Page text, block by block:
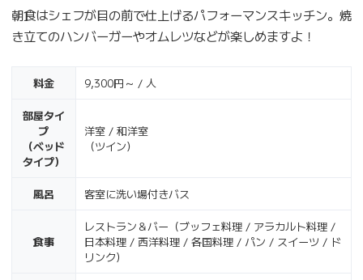
朝食はシェフが目の前で仕上げるパフォーマンスキッチン。焼
き立てのハンバーガーやオムレツなどが楽しめますよ！
料金 9,300円～ / 人
部屋タイ
プ
（ベッド
タイプ）
洋室 / 和洋室
（ツイン）
風呂 客室に洗い場付きバス
食事
レストラン＆バー（ブッフェ料理 / アラカルト料理 /
日本料理 / 西洋料理 / 各国料理 / パン / スイーツ / ド
リンク）